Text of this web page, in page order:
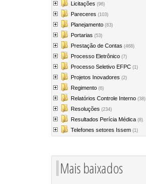
Licitações (96)
Pareceres (103)
Planejamento (83)
Portarias (53)
Prestação de Contas (468)
Processo Eletrônico (7)
Processo Seletivo EFPC (1)
Projetos Inovadores (2)
Regimento (6)
Relatórios Controle Interno (38)
Resoluções (234)
Resultados Perícia Médica (8)
Telefones setores Issem (1)
Mais baixados